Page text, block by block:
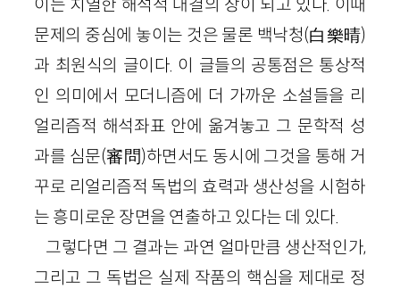
이는 치열한 해석적 대결의 장이 되고 있다. 이때
문제의 중심에 놓이는 것은 물론 백낙청(白樂晴)
과 최원식의 글이다. 이 글들의 공통점은 통상적
인 의미에서 모더니즘에 더 가까운 소설들을 리
얼리즘적 해석좌표 안에 옮겨놓고 그 문학적 성
과를 심문(審問)하면서도 동시에 그것을 통해 거
꾸로 리얼리즘적 독법의 효력과 생산성을 시험하
는 흥미로운 장면을 연출하고 있다는 데 있다.
그렇다면 그 결과는 과연 얼마만큼 생산적인가,
그리고 그 독법은 실제 작품의 핵심을 제대로 정